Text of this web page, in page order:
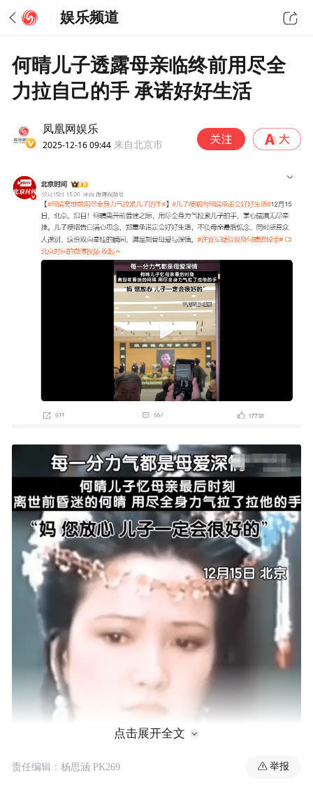
娱乐频道
何晴儿子透露母亲临终前用尽全
力拉自己的手 承诺好好生活
凤凰网娱乐
2025-12-16 09:44 来自北京市
点击展开全文
责任编辑：杨思涵 PK269 举报